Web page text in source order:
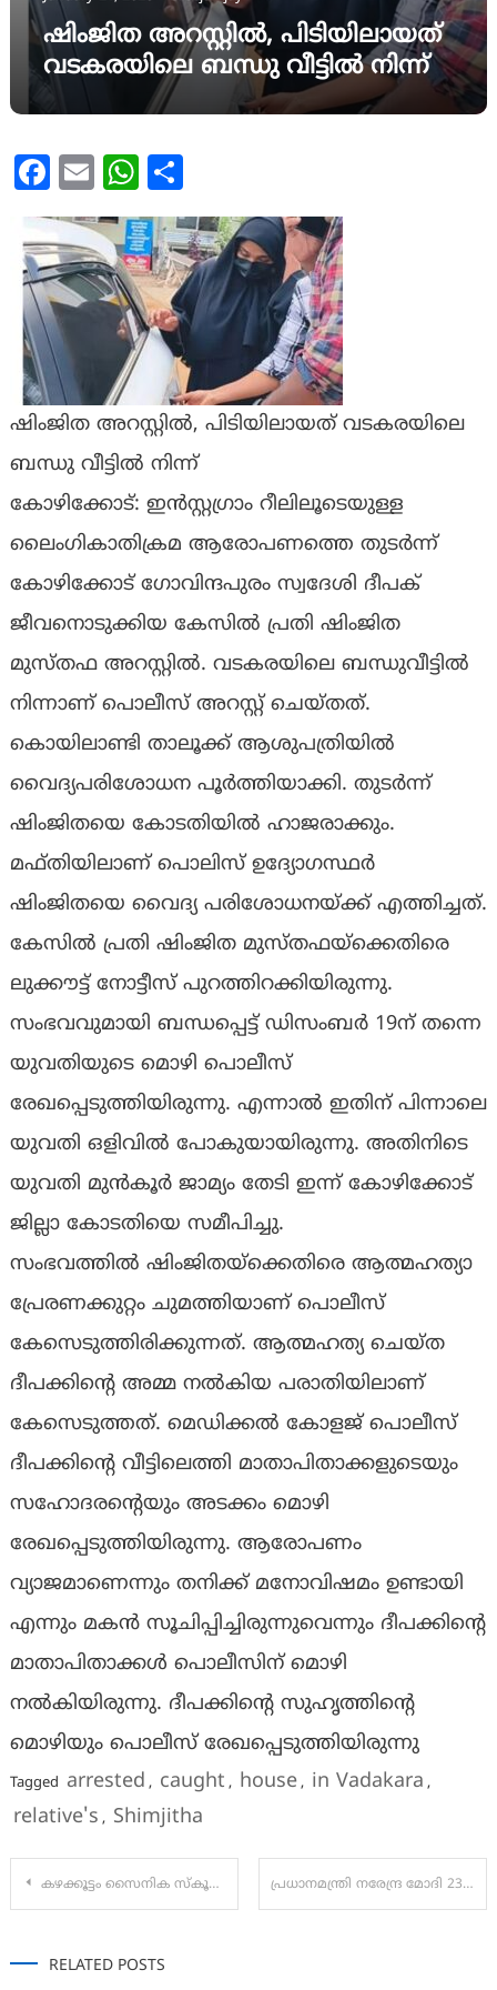
ഷിംജിത അറസ്റ്റിൽ, പിടിയിലായത്
വടകരയിലെ ബന്ധു വീട്ടിൽ നിന്ന്
Facebook
Email WhatsApp
ഷിംജിത അറസ്റ്റിൽ, പിടിയിലായത് വടകരയിലെ
ബന്ധു വീട്ടിൽ നിന്ന്
കോഴിക്കോട്: ഇന്‍സ്റ്റഗ്രാം റീലിലൂടെയുള്ള
ലൈംഗികാതിക്രമ ആരോപണത്തെ തുടര്‍ന്ന്
കോഴിക്കോട് ഗോവിന്ദപുരം സ്വദേശി ദീപക്
ജീവനൊടുക്കിയ കേസില്‍ പ്രതി ഷിംജിത
മുസ്തഫ അറസ്റ്റില്‍. വടകരയിലെ ബന്ധുവീട്ടില്‍
നിന്നാണ് പൊലീസ് അറസ്റ്റ് ചെയ്തത്.
കൊയിലാണ്ടി താലൂക്ക് ആശുപത്രിയില്‍
വൈദ്യപരിശോധന പൂര്‍ത്തിയാക്കി. തുടര്‍ന്ന്
ഷിംജിതയെ കോടതിയില്‍ ഹാജരാക്കും.
മഫ്തിയിലാണ് പൊലിസ് ഉദ്യോഗസ്ഥര്‍
ഷിംജിതയെ വൈദ്യ പരിശോധനയ്ക്ക് എത്തിച്ചത്.
കേസില്‍ പ്രതി ഷിംജിത മുസ്തഫയ്ക്കെതിരെ
ലുക്കൗട്ട് നോട്ടീസ് പുറത്തിറക്കിയിരുന്നു.
സംഭവവുമായി ബന്ധപ്പെട്ട് ഡിസംബര്‍ 19ന് തന്നെ
യുവതിയുടെ മൊഴി പൊലീസ്
രേഖപ്പെടുത്തിയിരുന്നു. എന്നാല്‍ ഇതിന് പിന്നാലെ
യുവതി ഒളിവില്‍ പോകുയായിരുന്നു. അതിനിടെ
യുവതി മുന്‍കൂര്‍ ജാമ്യം തേടി ഇന്ന് കോഴിക്കോട്
ജില്ലാ കോടതിയെ സമീപിച്ചു.
സംഭവത്തില്‍ ഷിംജിതയ്‌ക്കെതിരെ ആത്മഹത്യാ
പ്രേരണക്കുറ്റം ചുമത്തിയാണ് പൊലീസ്
കേസെടുത്തിരിക്കുന്നത്. ആത്മഹത്യ ചെയ്ത
ദീപക്കിൻ്റെ അമ്മ നല്‍കിയ പരാതിയിലാണ്
കേസെടുത്തത്. മെഡിക്കല്‍ കോളജ് പൊലീസ്
ദീപക്കിൻ്റെ വീട്ടിലെത്തി മാതാപിതാക്കളുടെയും
സഹോദരൻ്റെയും അടക്കം മൊഴി
രേഖപ്പെടുത്തിയിരുന്നു. ആരോപണം
വ്യാജമാണെന്നും തനിക്ക് മനോവിഷമം ഉണ്ടായി
എന്നും മകന്‍ സൂചിപ്പിച്ചിരുന്നുവെന്നും ദീപക്കിൻ്റെ
മാതാപിതാക്കള്‍ പൊലീസിന് മൊഴി
നല്‍കിയിരുന്നു. ദീപക്കിൻ്റെ സുഹൃത്തിൻ്റെ
മൊഴിയും പൊലീസ് രേഖപ്പെടുത്തിയിരുന്നു
Tagged arrested , caught , house, in Vadakara ,
relative's , Shimjitha
Post
കഴക്കൂട്ടം സൈനിക സ്കൂളിൽ കേഡറ്റുകളുടെ പാസിംഗ് ഔട്ട് പരേഡും 65-ാമത് സ്ഥാപക ദിനവും ആഘോഷിച്ചു പ്രധാനമന്ത്രി നരേന്ദ്ര മോദി 23 ന് തിരുവനന്തപുരത്ത്:വൻ റോഡ് ഷോ ഒരുക്കി സ്വീകരണം
RELATED POSTS